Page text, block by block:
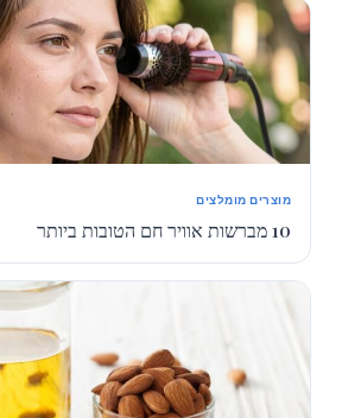
מוצרים מומלצים
10 מברשות אוויר חם הטובות ביותר